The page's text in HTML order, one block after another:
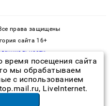
права защищены
сайта 16+
посещения сайта
мы обрабатываем
с использованием
LiveInternet.